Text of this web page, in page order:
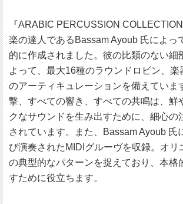
『ARABIC PERCUSSION
楽の達人であるBassam Ayoub 氏によっ
的に作成されました。彼の比類のない細
よって、最大16種のラウンドロビン、楽
のアーティキュレーションを備えていま
撃、すべての響き、すべての共鳴は、鮮
クなサウンドを生み出すために、細心の
されています。また、Bassam Ayoub 氏
び演奏されたMIDIグルーヴを収録。オリ
の典型的なパターンを捉えており、本格
すために役立ちます。